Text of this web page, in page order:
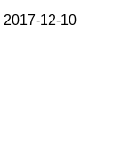
2017-12-10